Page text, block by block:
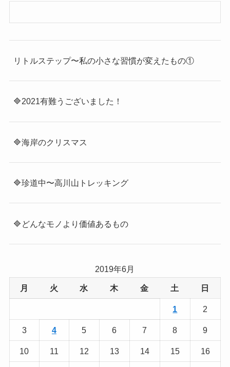
リトルステップ〜私の小さな習慣が変えたもの①
🔷2021有難うございました！
🔷海岸のクリスマス
🔷珍道中〜高川山トレッキング
🔷どんなモノより価値あるもの
2019年6月
月 火 水 木 金 土 日
1 2
3 4 5 6 7 8 9
10 11 12 13 14 15 16